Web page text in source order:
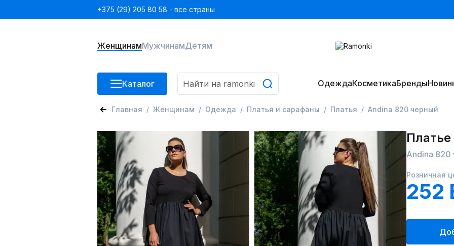
+375 (29) 205 80 58 - все страны
ЖенщинамМужчинамДетям
Каталог ОдеждаКосметикаБренды
Главная Женщинам Одежда Платья и сарафаны Платья Andina 820 черный
Платье
Andina 820
Розничная
252